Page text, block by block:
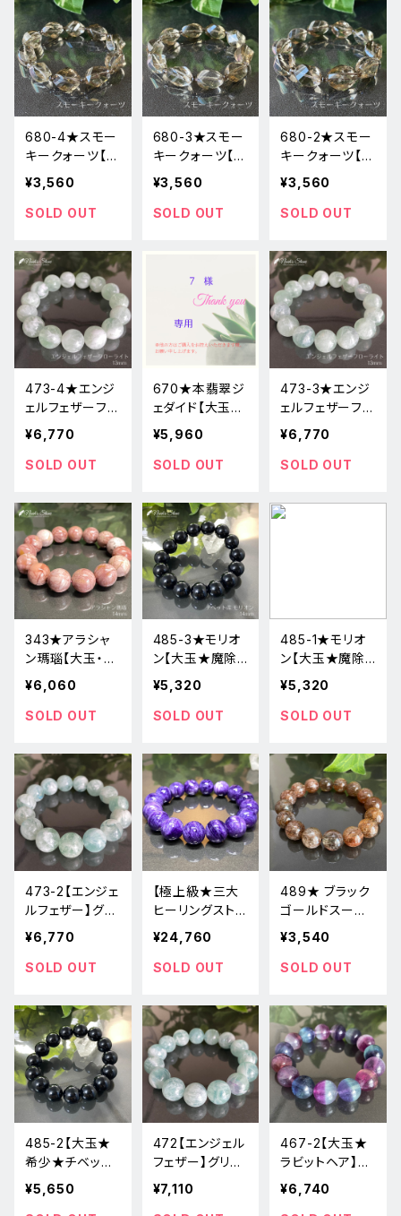
680-4★スモー
キークォーツ【ツ
イストカット☆高
品質】天然石ブ
レスレット新品
¥3,560
SOLD OUT
680-3★スモー
キークォーツ【ツ
イストカット☆高
品質】天然石ブ
レスレット新品
¥3,560
SOLD OUT
680-2★スモー
キークォーツ【ツ
イストカット☆高
品質】天然石ブ
レスレット新品
¥3,560
SOLD OUT
473-4★エンジ
ェルフェザーフロ
ーライト【大玉・
一点物】天然石
ブレスレット新品
¥6,770
SOLD OUT
670★本翡翠ジ
ェダイド【大玉・
ミャンマー産】天
然石ブレスレット
パワーストーン
¥5,960
SOLD OUT
473-3★エンジ
ェルフェザーフロ
ーライト【大玉・
一点物】天然石
ブレスレット新品
¥6,770
SOLD OUT
343★アラシャ
ン瑪瑙【大玉・ピ
ンク】天然石パワ
ーストーンブレ
スレット新品
¥6,060
SOLD OUT
485-3★モリオ
ン【大玉★魔除
けお守り】天然
石パワーストー
ンブレスレット新
¥5,320
SOLD OUT
485-1★モリオ
ン【大玉★魔除
けお守り】天然
石パワーストー
ンブレスレット新
¥5,320
SOLD OUT
473-2【エンジェ
ルフェザー】グリ
ーンフローライ
ト★天然石パワ
ーストーンブレ
¥6,770
SOLD OUT
【極上級★三大
ヒーリングスト
ーン】チャロアイ
ト★316-3天然
石パワーストー
¥24,760
SOLD OUT
489★ ブラック
ゴールドスーパ
ーセブン【大玉・
針多め】★天然
石パワーストー
品
¥3,540
SOLD OUT
485-2【大玉★
希少★チベット
産】モリオン★天
然石ブレスレット
¥5,650
472【エンジェル
フェザー】グリー
ンフローライト
★天然石パワー
¥7,110
467-2【大玉★
ラビットヘア】バ
イカラーフロー
ライト★天然石
¥6,740